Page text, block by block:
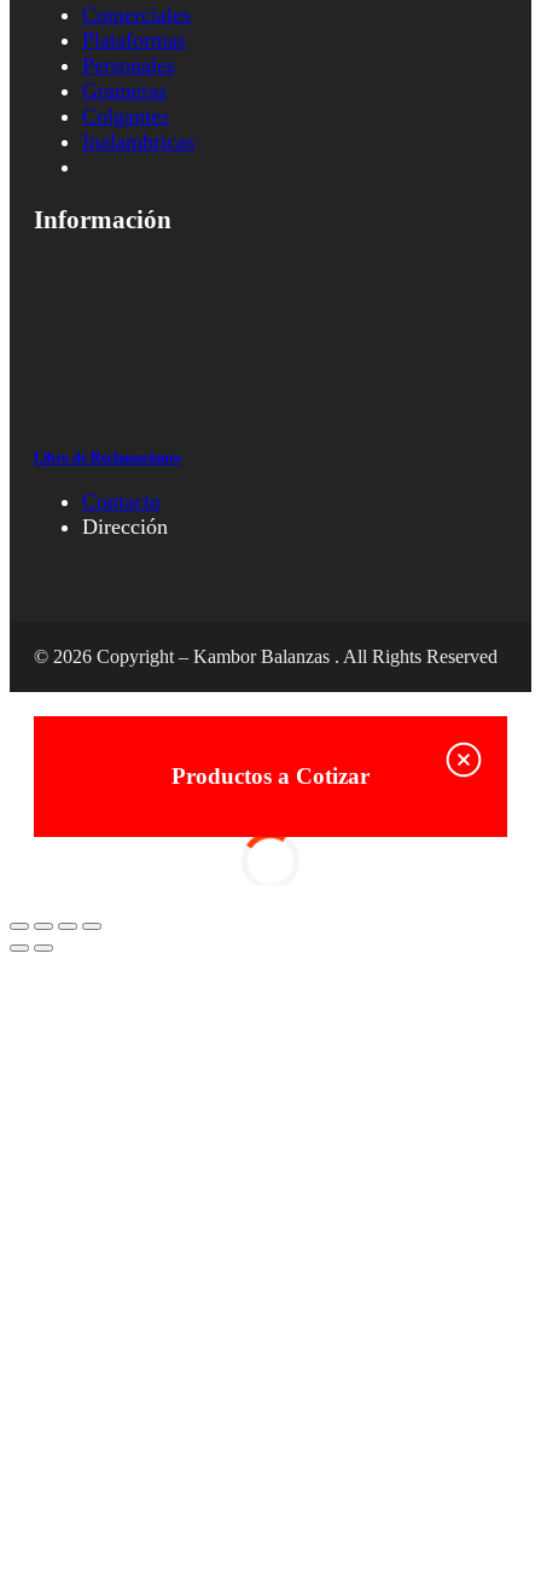
Comerciales
Plataformas
Personales
Grameras
Colgantes
Inalambricas
Información
Libro de Reclamaciones
Contacto
Dirección
© 2026 Copyright – Kambor Balanzas . All Rights Reserved
Productos a Cotizar